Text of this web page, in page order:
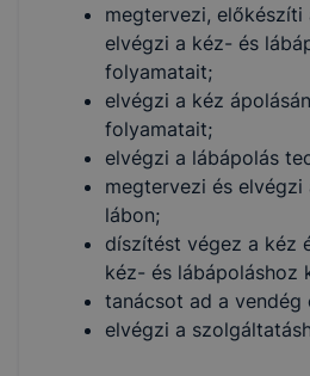
megtervezi,
elvégzi a kéz- és
folyamatait;
elvégzi a kéz
folyamatait;
elvégzi a lábápolás
megtervezi és
lábon;
díszítést végez a kéz
kéz- és lábápoláshoz
tanácsot ad a
elvégzi a